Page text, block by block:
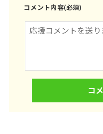
コメント内容(必須)